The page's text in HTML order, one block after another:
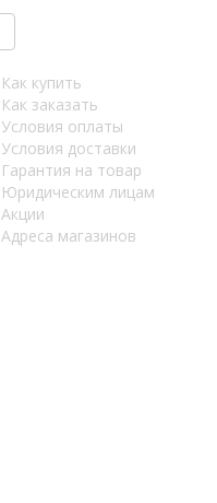
Как купить
Как заказать
Условия оплаты
Условия доставки
Гарантия на товар
Юридическим лицам
Акции
Адреса магазинов